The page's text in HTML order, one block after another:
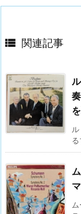
 関連記事